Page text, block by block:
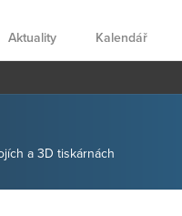
Aktuality Kalendář
a 3D tiskárnách